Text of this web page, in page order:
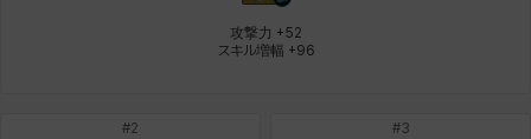
ヒスイ ヒョヌ
攻撃力 +52
スキル増幅 +96
#2 #3